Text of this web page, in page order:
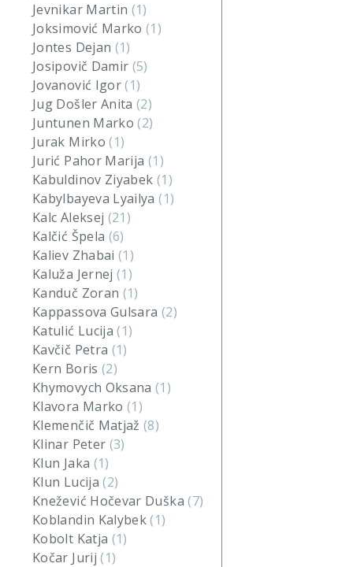
Jevnikar Martin (1)
Joksimović Marko(1)
Jontes Dejan (1)
Josipovič Damir (5)
Jovanović Igor(1)
Jug Došler Anita(2)
Juntunen Marko(2)
Jurak Mirko(1)
Jurić Pahor Marija (1)
Kabuldinov Ziyabek (1)
Kabylbayeva Lyailya(1)
Kalc Aleksej (21)
Kalčić Špela (6)
Kaliev Zhabai(1)
Kaluža Jernej(1)
Kanduč Zoran (1)
Kappassova Gulsara (2)
Katulić Lucija(1)
Kavčič Petra (1)
Kern Boris (2)
Khymovych Oksana(1)
Klavora Marko(1)
Klemenčič Matjaž(8)
Klinar Peter (3)
Klun Jaka (1)
Klun Lucija(2)
Knežević Hočevar Duška(7)
Koblandin Kalybek(1)
Kobolt Katja (1)
Kočar Jurij(1)